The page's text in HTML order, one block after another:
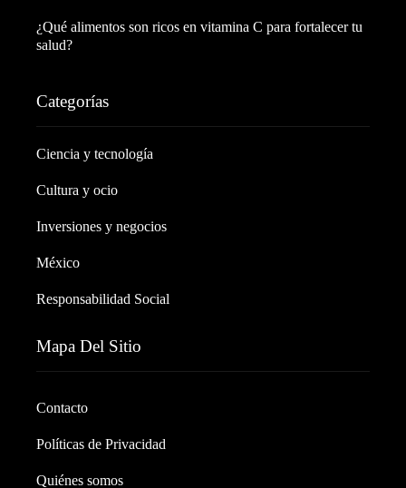
¿Qué alimentos son ricos en vitamina C para fortalecer tu
salud?
Categorías
Ciencia y tecnología
Cultura y ocio
Inversiones y negocios
México
Responsabilidad Social
Mapa Del Sitio
Contacto
Políticas de Privacidad
Quiénes somos